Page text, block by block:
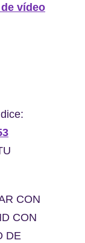
vídeo
dice:
CON
CON
DE